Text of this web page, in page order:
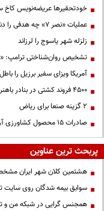
خودتحقیرها عریضه‌نویس کاخ
عملیات «نصر ۷» چه هدفی را دنبال می‌کرد؟
زلزله شهر یاسوج را لرزاند
تشخیص روان‌شناختی
آمریکا ویزای سفیر برزیل را
۴۵۰۰ فروند کشتی در بنادر باهنر و شرق هرمزگان پهلو گرفتند
۲ گزینه صنعا برای ریاض
صادرات ۱۵ محصول کشاورزی آزاد شد
پربحث ترین عناوین
هشتمین کلان شهر ایران
سوابق بیمه شدگان روی سایت
همجنس گرایی در شبکه من و